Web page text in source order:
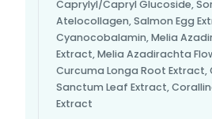
Caprylyl/Capryl Glucoside,
Atelocollagen, Salmon Egg
Cyanocobalamin, Melia
Extract, Melia Azadirachta
Curcuma Longa Root Extract,
Sanctum Leaf Extract,
Extract